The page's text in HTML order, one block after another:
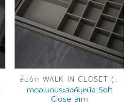
ลิ้นชัก WALK IN CLOSET (ลิ้นชักเก็บของ)
ถาดอเนกประสงค์บุหนัง Soft
Close สีเทา